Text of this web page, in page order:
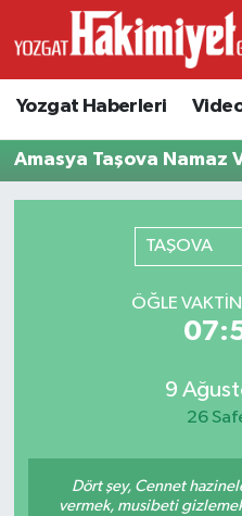
Yozgat Haberleri
Amasya Taşova Namaz
TAŞOVA
ÖĞLE
9
26
Dört şey, Cennet
vermek, musibeti